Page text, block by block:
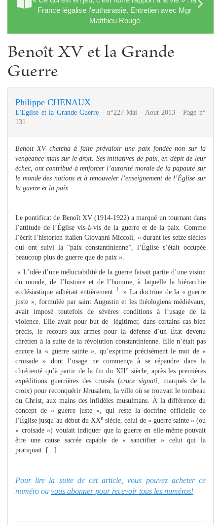
France légalise l'euthanasie. Entretien avec Mgr
Matthieu Rougé
Benoît XV et la Grande
Guerre
Philippe CHENAUX
L'Eglise et la Grande Guerre- n°227 Mai - Aout 2013 - Page n°
131
Benoit XV chercha à faire prévaloir une paix fondée non sur la
vengeance mais sur le droit. Ses initiatives de paix, en dépit de leur
échec, ont contribué à renforcer l’autorité morale de la papauté sur
le monde des nations et à renouveler l’enseignement de l’Église sur
la guerre et la paix.
Le pontificat de Benoît XV (1914-1922) a marqué un tournant dans
l’attitude de l’Église vis-à-vis de la guerre et de la paix. Comme
l’écrit l’historien italien Giovanni Miccoli, « durant les seize siècles
qui ont suivi la “paix constantinienne”, l’Église s’était occupée
beaucoup plus de guerre que de paix ».
« L’idée d’une inéluctabilité de la guerre faisait partie d’une vision
du monde, de l’histoire et de l’homme, à laquelle la hiérarchie
ecclésiastique adhérait entièrement
1
. » La doctrine de la « guerre
juste », formulée par saint Augustin et les théologiens médiévaux,
avait imposé toutefois de sévères conditions à l’usage de la
violence. Elle avait pour but de légitimer, dans certains cas bien
précis, le recours aux armes pour la défense d’un État devenu
chrétien à la suite de la révolution constantinienne. Elle n’était pas
encore la « guerre sainte », qu’exprime précisément le mot de «
croisade » dont l’usage ne commença à se répandre dans la
chrétienté qu’à partir de la fin du XIIe siècle, après les premières
expéditions guerrières des croisés (cruce signati , marqués de la
croix) pour reconquérir Jérusalem, la ville où se trouvait le tombeau
du Christ, aux mains des infidèles musulmans. À la différence du
concept de « guerre juste », qui reste la doctrine officielle de
l’Église jusqu’au début du XXe siècle, celui de « guerre sainte » (ou
« croisade ») voulait indiquer que la guerre en elle-même pouvait
être une cause sacrée capable de « sanctifier » celui qui la
pratiquait. [...]
Pour lire la suite de cet article, vous pouvez acheter ce
numéro ou vous abonner pour recevoir tous les numéros!